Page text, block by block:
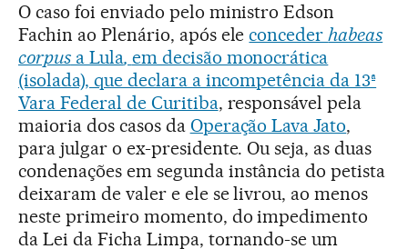
O caso foi enviado pelo ministro Edson
Fachin ao Plenário, após eleconcederhabeas
corpusa Lula, em decisão monocrática
(isolada), que declara a incompetência da 13ª
Vara Federal de Curitiba, responsável pela
maioria dos casos da Operação Lava Jato,
para julgar o ex-presidente. Ou seja, as duas
condenações em segunda instância do petista
deixaram de valer e ele se livrou, ao menos
neste primeiro momento, do impedimento
da Lei da Ficha Limpa, tornando-se um